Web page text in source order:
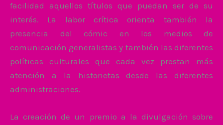
facilidad aquellos títulos que puedan ser de su
interés. La labor crítica orienta también la
presencia del cómic en los medios de
comunicación generalistas y también las diferentes
políticas culturales que cada vez prestan más
atención a la historietas desde las diferentes
administraciones.
La creación de un premio a la divulgación sobre